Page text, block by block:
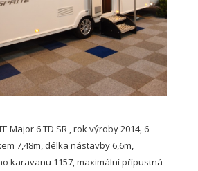
Major 6 TD SR , rok výroby 2014, 6
7,48m, délka nástavby 6,6m,
karavanu 1157, maximální přípustná